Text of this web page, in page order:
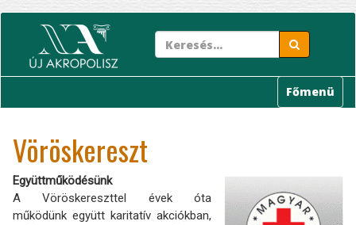
tartalomra
Főmenü
Vöröskereszt
Együttműködésünk
A Vöröskereszttel évek óta
működünk együtt karitatív akciókban,